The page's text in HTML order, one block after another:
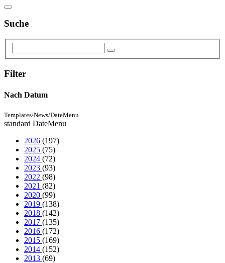
Suche
Filter
Nach Datum
Templates/News/DateMenu
standard DateMenu
2026 (197)
2025 (75)
2024 (72)
2023 (93)
2022 (98)
2021 (82)
2020 (99)
2019 (138)
2018 (142)
2017 (135)
2016 (172)
2015 (169)
2014 (152)
2013 (69)